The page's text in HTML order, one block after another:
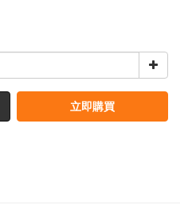
立即購買